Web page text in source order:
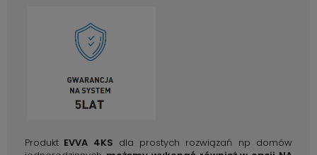
Produkt EVVA 4KS dla prostych rozwiązań np domów